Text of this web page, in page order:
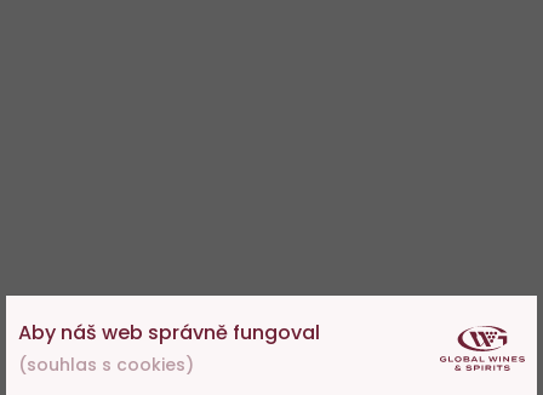
Aby náš web správně fungoval
(souhlas s cookies)